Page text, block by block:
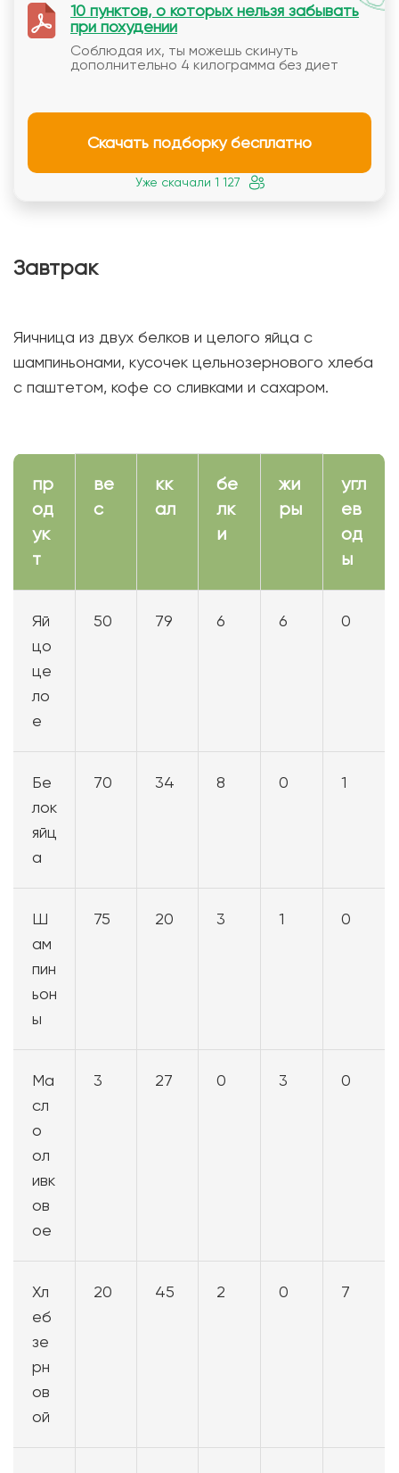
10 пунктов, о которых нельзя забывать
при похудении
Соблюдая их, ты можешь скинуть
дополнительно 4 килограмма без диет
Скачать подборку бесплатно
Уже скачали 1 127
Завтрак
Яичница из двух белков и целого яйца с
шампиньонами, кусочек цельнозернового хлеба
с паштетом, кофе со сливками и сахаром.
пр
од
ук
т
ве
с
кк
ал
бе
лк
и
жи
ры
угл
ев
од
ы
Яй
цо
це
ло
е
50 79 6 6 0
Бе
лок
яйц
а
70 34 8 0 1
Ш
ам
пин
ьон
ы
75 20 3 1 0
Ма
сл
о
ол
ивк
ов
ое
3 27 0 3 0
Хл
еб
зе
рн
ов
ой
20 45 2 0 7